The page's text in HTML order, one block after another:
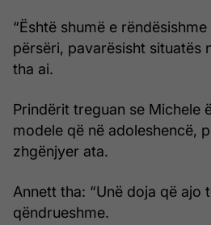
“Është shumë e
përsëri, pavarësisht situatës
tha ai.
Prindërit treguan se Michele
modele që në adoleshencë,
zhgënjyer ata.
Annett tha: “Unë doja që ajo
qëndrueshme.